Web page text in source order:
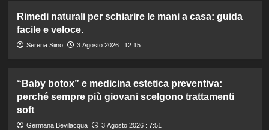
Rimedi naturali per schiarire le mani a casa: guida
facile e veloce.
Serena Siino 3 Agosto 2026 : 12:15
“Baby botox” e medicina estetica preventiva:
perché sempre più giovani scelgono trattamenti
soft
Germana Bevilacqua 3 Agosto 2026 : 7:51